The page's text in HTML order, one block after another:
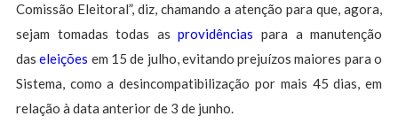
Comissão Eleitoral”, diz, chamando a atenção para que, agora,
sejam tomadas todas asprovidências para a manutenção
daseleições em 15 de julho, evitando prejuízos maiores para o
Sistema, como a desincompatibilização por mais 45 dias, em
relação à data anterior de 3 de junho.